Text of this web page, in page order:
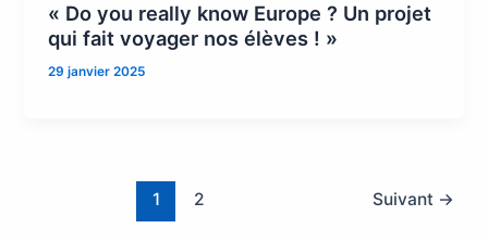
« Do you really know Europe ? Un projet
qui fait voyager nos élèves ! »
29 janvier 2025
1 2 Suivant →